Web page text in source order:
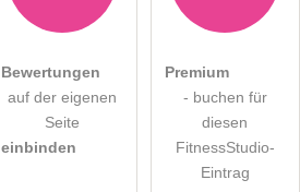
Bewertungen
auf der eigenen
Seite
einbinden
Premium
- buchen für
diesen
FitnessStudio-
Eintrag